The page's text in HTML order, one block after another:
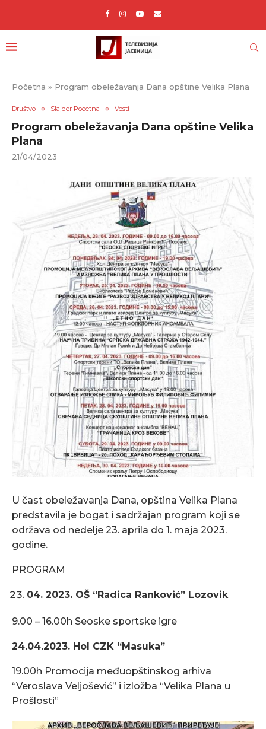
Početna » Program obeležavanja Dana opštine Velika Plana
Društvo Slajder Pocetna Vesti
Program obeležavanja Dana opštine Velika
Plana
21/04/2023
U čast obeležavanja Dana, opština Velika Plana
predstavila je bogat i sadržajan program koji se
održava od nedelje 23. aprila do 1. maja 2023.
godine.
PROGRAM
04. 2023. OŠ “Radica Ranković” Lozovik
9.00 – 16.00h Seoske sportske igre
24.04.2023. Hol CZK “Masuka”
19.00h Promocija međuopštinskog arhiva
“Veroslava Veljošević” i izložba “Velika Plana u
Prošlosti”